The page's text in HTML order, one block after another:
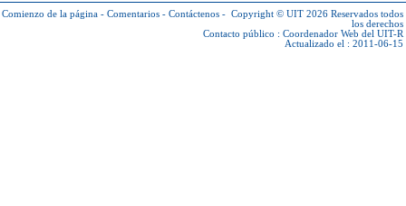
Comienzo de la página - Comentarios - Contáctenos - Copyright © UIT 2026 Reservados todos
los derechos
Contacto público : Coordenador Web del UIT-R
Actualizado el : 2011-06-15